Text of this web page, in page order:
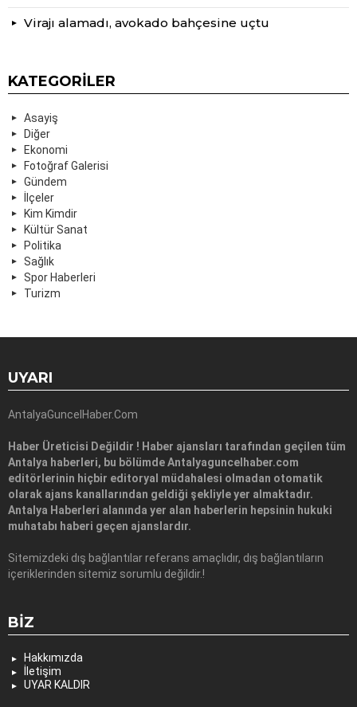
Virajı alamadı, avokado bahçesine uçtu
KATEGORILER
Asayiş
Diğer
Ekonomi
Fotoğraf Galerisi
Gündem
İlçeler
Kim Kimdir
Kültür Sanat
Politika
Sağlık
Spor Haberleri
Turizm
UYARI
AntalyaGuncelHaber.Com
Haber Üreticisi Değildir ! Haber ajansları tarafından geçilen tüm
Antalya haberleri, bu bölümde Antalyaguncelhaber.com
editörlerinin hiçbir editoryal müdahalesi olmadan otomatik
olarak ajans kanallarından geldiği şekliyle yer almaktadır.
Antalya Haberleri alanında yer alan haberlerin hepsinin hukuki
muhatabı haberi geçen ajanslardır.
Sitemizdeki dış bağlantılar referans amaçlıdır, dış bağlantıların
içeriklerinden sitemiz sorumlu değildir.!
BIZ
Hakkımızda
İletişim
UYAR KALDIR